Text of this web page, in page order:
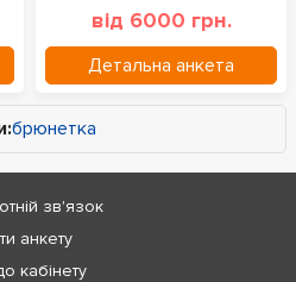
від 6000 грн.
Детальна анкета
брюнетка
зв'язок
анкету
кабінету